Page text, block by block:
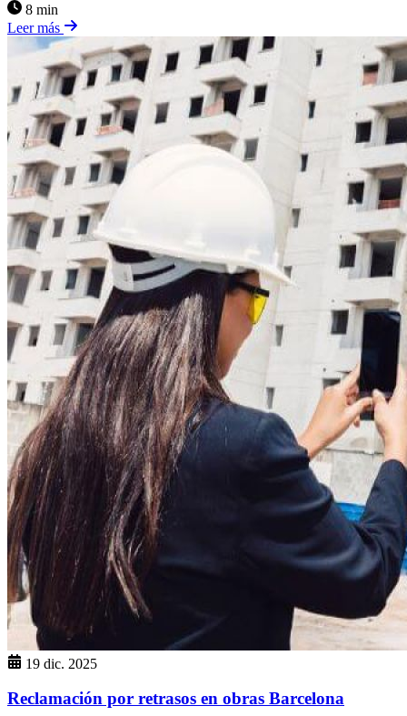
8 min
Leer más
19 dic. 2025
Reclamación por retrasos en obras Barcelona